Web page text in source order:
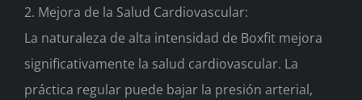
2. Mejora de la Salud Cardiovascular:
La naturaleza de alta intensidad de Boxfit mejora
significativamente la salud cardiovascular. La
práctica regular puede bajar la presión arterial,